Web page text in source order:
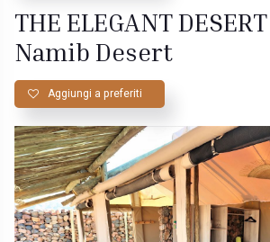
THE ELEGANT
Namib Desert
Aggiungi a preferiti